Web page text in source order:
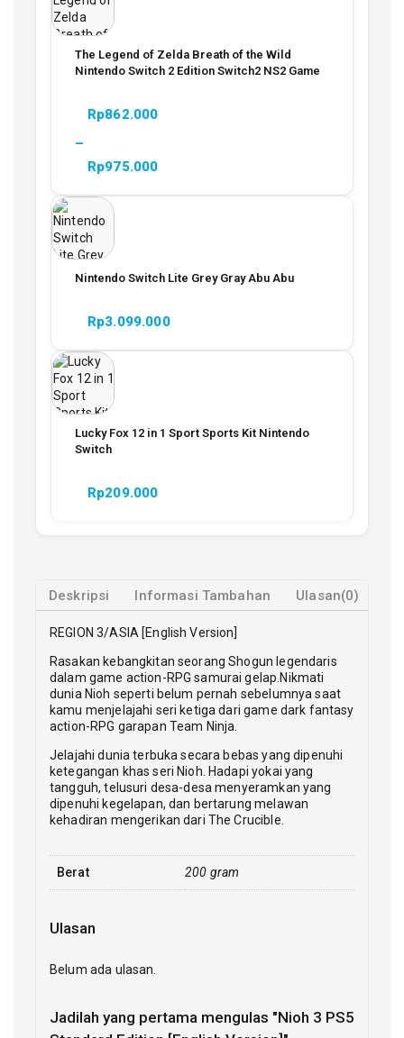
The Legend of Zelda Breath of the Wild
Nintendo Switch 2 Edition Switch2 NS2 Game
Rp862.000
–
Rp975.000
Nintendo Switch Lite Grey Gray Abu Abu
Rp3.099.000
Lucky Fox 12 in 1 Sport Sports Kit Nintendo
Switch
Rp209.000
Deskripsi Informasi Tambahan Ulasan(0)
REGION 3/ASIA [English Version]
Rasakan kebangkitan seorang Shogun legendaris
dalam game action-RPG samurai gelap.Nikmati
dunia Nioh seperti belum pernah sebelumnya saat
kamu menjelajahi seri ketiga dari game dark fantasy
action-RPG garapan Team Ninja.
Jelajahi dunia terbuka secara bebas yang dipenuhi
ketegangan khas seri Nioh. Hadapi yokai yang
tangguh, telusuri desa-desa menyeramkan yang
dipenuhi kegelapan, dan bertarung melawan
kehadiran mengerikan dari The Crucible.
Berat 200 gram
Ulasan
Belum ada ulasan.
Jadilah yang pertama mengulas "Nioh 3 PS5